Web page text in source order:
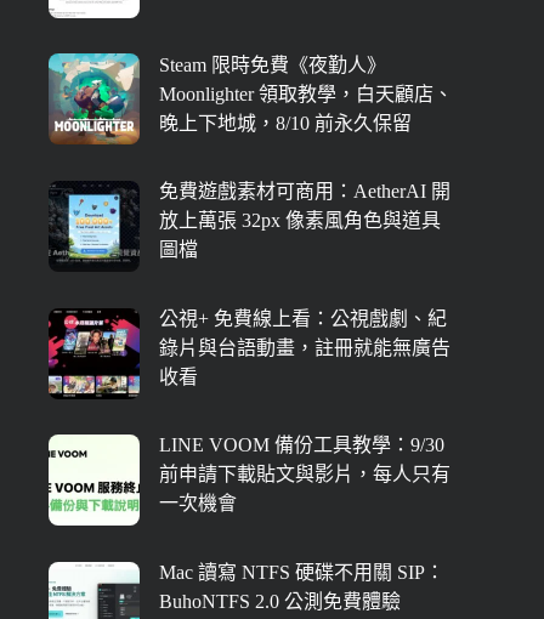
Steam 限時免費《夜勤人》
Moonlighter 領取教學，白天顧店、
晚上下地城，8/10 前永久保留
免費遊戲素材可商用：AetherAI 開
放上萬張 32px 像素風角色與道具
圖檔
公視+ 免費線上看：公視戲劇、紀
錄片與台語動畫，註冊就能無廣告
收看
LINE VOOM 備份工具教學：9/30
前申請下載貼文與影片，每人只有
一次機會
Mac 讀寫 NTFS 硬碟不用關 SIP：
BuhoNTFS 2.0 公測免費體驗